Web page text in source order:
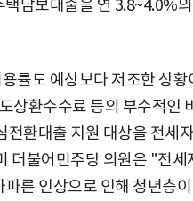
담보대출을 연 3.8~4.0%
률도 예상보다 저조한 상
상환수수료 등의 부수적인
전환대출 지원 대상을 전세
더불어민주당 의원은 "전세
른 인상으로 인해 청년층